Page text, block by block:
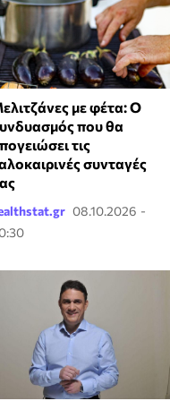
με φέτα: Ο
που θα
τις
συνταγές
08.10.2026 -